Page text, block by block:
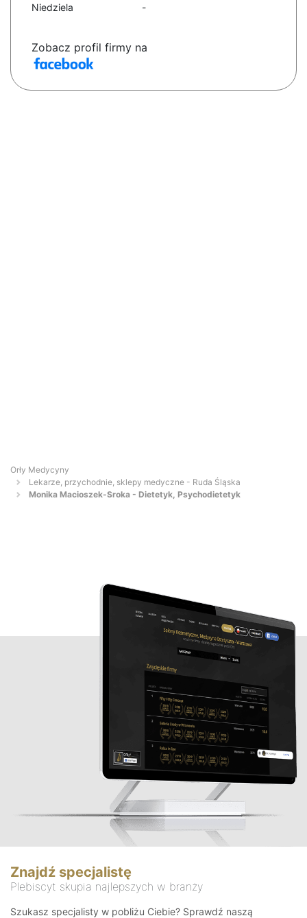
Niedziela
-
Zobacz profil firmy na
Orły Medycyny
Lekarze, przychodnie, sklepy medyczne - Ruda Śląska
Monika Macioszek-Sroka - Dietetyk, Psychodietetyk
Znajdź specjalistę
Plebiscyt skupia najlepszych w branży
Szukasz specjalisty w pobliżu Ciebie? Sprawdź naszą